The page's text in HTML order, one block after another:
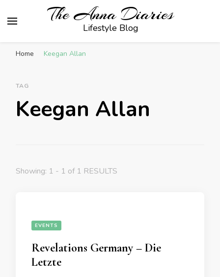
The Anna Diaries
Lifestyle Blog
Home Keegan Allan
TAG
Keegan Allan
Showing: 1 - 1 of 1 RESULTS
EVENTS
Revelations Germany – Die
Letzte